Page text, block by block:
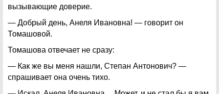
вызывающие доверие.
— Добрый день, Анеля Ивановна! — говорит он
Томашовой.
Томашова отвечает не сразу:
— Как же вы меня нашли, Степан Антонович? —
спрашивает она очень тихо.